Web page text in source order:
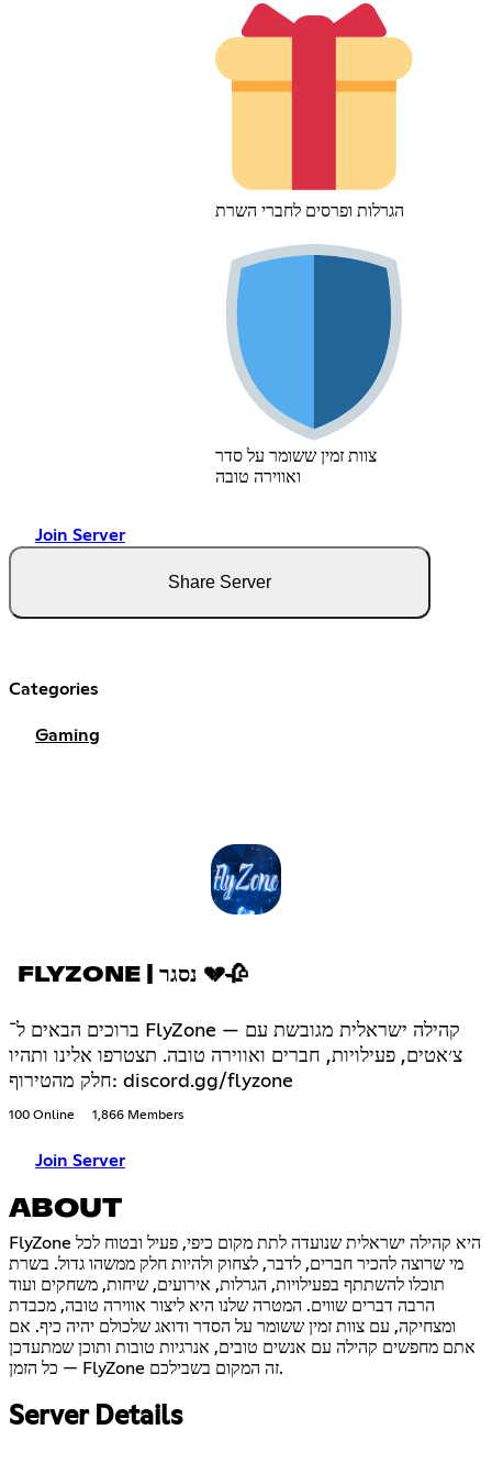
הגרלות ופרסים לחברי השרת
צוות זמין ששומר על סדר
ואווירה טובה
Join Server
Share Server
Categories
Gaming
FLYZONE | נסגר 💔🥀
ברוכים הבאים ל־ FlyZone — קהילה ישראלית מגובשת עם
צ׳אטים, פעילויות, חברים ואווירה טובה. תצטרפו אלינו ותהיו
חלק מהטירוף: discord.gg/flyzone
100 Online 1,866 Members
Join Server
ABOUT
FlyZone היא קהילה ישראלית שנועדה לתת מקום כיפי, פעיל ובטוח לכל
מי שרוצה להכיר חברים, לדבר, לצחוק ולהיות חלק ממשהו גדול. בשרת
תוכלו להשתתף בפעילויות, הגרלות, אירועים, שיחות, משחקים ועוד
הרבה דברים שווים. המטרה שלנו היא ליצור אווירה טובה, מכבדת
ומצחיקה, עם צוות זמין ששומר על הסדר ודואג שלכולם יהיה כיף. אם
אתם מחפשים קהילה עם אנשים טובים, אנרגיות טובות ותוכן שמתעדכן
כל הזמן — FlyZone זה המקום בשבילכם.
Server Details